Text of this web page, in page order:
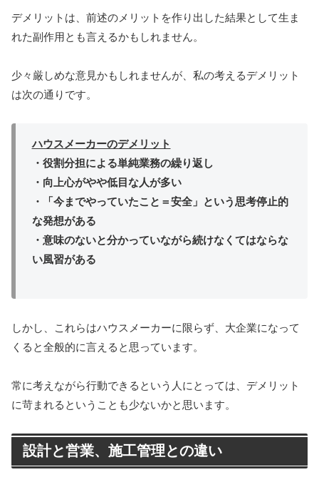
デメリットは、前述のメリットを作り出した結果として生ま
れた副作用とも言えるかもしれません。
少々厳しめな意見かもしれませんが、私の考えるデメリット
は次の通りです。
ハウスメーカーのデメリット
・役割分担による単純業務の繰り返し
・向上心がやや低目な人が多い
・「今までやっていたこと＝安全」という思考停止的
な発想がある
・意味のないと分かっていながら続けなくてはならな
い風習がある
しかし、これらはハウスメーカーに限らず、大企業になって
くると全般的に言えると思っています。
常に考えながら行動できるという人にとっては、デメリット
に苛まれるということも少ないかと思います。
設計と営業、施工管理との違い